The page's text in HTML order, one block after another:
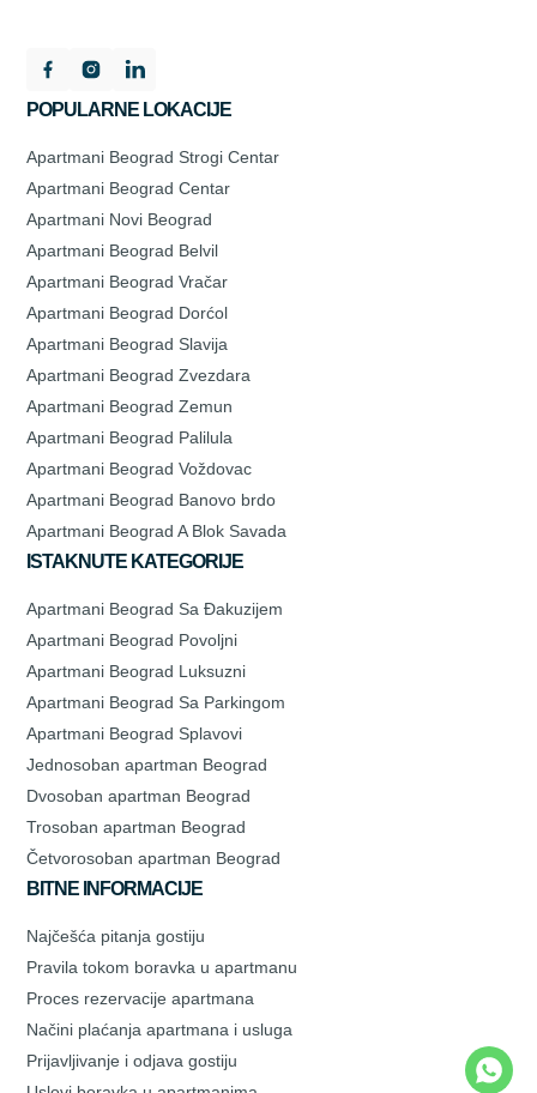
POPULARNE LOKACIJE
Apartmani Beograd Strogi Centar
Apartmani Beograd Centar
Apartmani Novi Beograd
Apartmani Beograd Belvil
Apartmani Beograd Vračar
Apartmani Beograd Dorćol
Apartmani Beograd Slavija
Apartmani Beograd Zvezdara
Apartmani Beograd Zemun
Apartmani Beograd Palilula
Apartmani Beograd Voždovac
Apartmani Beograd Banovo brdo
Apartmani Beograd A Blok Savada
ISTAKNUTE KATEGORIJE
Apartmani Beograd Sa Đakuzijem
Apartmani Beograd Povoljni
Apartmani Beograd Luksuzni
Apartmani Beograd Sa Parkingom
Apartmani Beograd Splavovi
Jednosoban apartman Beograd
Dvosoban apartman Beograd
Trosoban apartman Beograd
Četvorosoban apartman Beograd
BITNE INFORMACIJE
Najčešća pitanja gostiju
Pravila tokom boravka u apartmanu
Proces rezervacije apartmana
Načini plaćanja apartmana i usluga
Prijavljivanje i odjava gostiju